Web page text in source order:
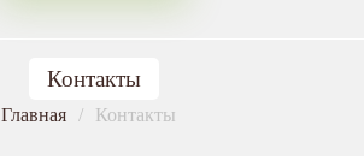
Контакты
Строка
Главная Контакты